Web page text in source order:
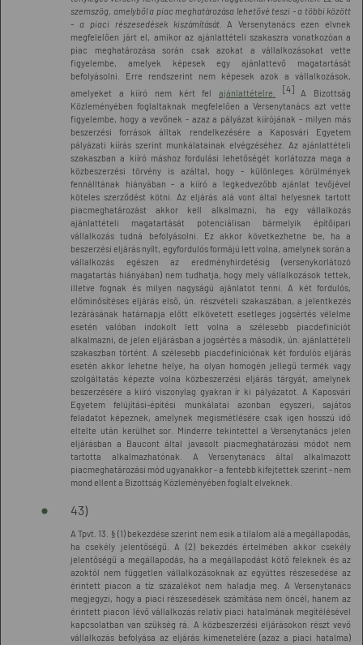
szemszög, amelyből a piac meghatározása lehetővé teszi - a többi között
- a piaci részesedések kiszámítását.
A Versenytanács ezen elvnek
megfelelően járt el, amikor az ajánlattételi szakaszra vonatkozóan a
piac meghatározása során csak azokat a vállalkozásokat vette
figyelembe, amelyek képesek egy ajánlattevő magatartását
befolyásolni. Erre rendszerint nem képesek azok a vállalkozások,
amelyeket a kiíró nem kért fel ajánlattételre. [4]A Bizottság
Közleményében foglaltaknak megfelelően a Versenytanács azt vette
figyelembe, hogy a vevőnek - azaz a pályázat kiírójának - milyen más
beszerzési források álltak rendelkezésére a Kaposvári Egyetem
pályázati kiírás szerint munkálatainak elvégzéséhez. Az ajánlattételi
szakaszban a kiíró máshoz fordulási lehetőségét korlátozza maga a
közbeszerzési törvény is azáltal, hogy - különleges körülmények
fennálltának hiányában - a kiíró a legkedvezőbb ajánlat tevőjével
köteles szerződést kötni. Az eljárás alá vont által helyesnek tartott
piacmeghatározást akkor kell alkalmazni, ha egy vállalkozás
ajánlattételi magatartását potenciálisan bármelyik építőipari
vállalkozás tudná befolyásolni. Ez akkor következhetne be, ha a
beszerzési eljárás nyílt, egyfordulós formájú lett volna, amelynek során a
vállalkozás egészen az eredményhirdetésig (versenykorlátozó
magatartás hiányában) nem tudhatja, hogy mely vállalkozások tettek,
illetve fognak és milyen nagyságú ajánlatot tenni. A két fordulós,
előminősítéses eljárás első, ún. részvételi szakaszában, a jelentkezés
lezárásának határnapja előtt elkövetett esetleges jogsértés vélelme
esetén valóban indokolt lett volna a szélesebb piacdefiníciót
alkalmazni, de jelen eljárásban a jogsértés a második, ún. ajánlattételi
szakaszban történt. A szélesebb piacdefiníciónak két fordulós eljárás
esetén akkor lehetne helye, ha olyan homogén jellegű termék vagy
szolgáltatás képezte volna közbeszerzési eljárás tárgyát, amelynek
beszerzésére a kiíró viszonylag gyakran ír ki pályázatot. A Kaposvári
Egyetem felújítási-építési munkálatai azonban egyszeri, sajátos
feladatot képeznek, amelynek megismétlésére csak igen hosszú idő
eltelte után kerülhet sor. Minderre tekintettel a Versenytanács jelen
eljárásban a Baucont által javasolt piacmeghatározási módot nem
tartotta alkalmazhatónak. A Versenytanács által alkalmazott
piacmeghatározási mód ugyanakkor - a fentebb kifejtettek szerint - nem
mond ellent a Bizottság Közleményében foglalt elveknek.
43)
A Tpvt. 13. § (1) bekezdése szerint nem esik a tilalom alá a megállapodás,
ha csekély jelentőségű. A (2) bekezdés értelmében akkor csekély
jelentőségű a megállapodás, ha a megállapodást kötő feleknek és az
azoktól nem független vállalkozásoknak az együttes részesedése az
érintett piacon a tíz százalékot nem haladja meg. A Versenytanács
megjegyzi, hogy a piaci részesedések számítása nem öncél, hanem az
érintett piacon lévő vállalkozás relatív piaci hatalmának megítélésével
kapcsolatban van szükség rá. A közbeszerzési eljárásokon részt vevő
vállalkozás befolyása az eljárás kimenetelére (azaz a piaci hatalma)